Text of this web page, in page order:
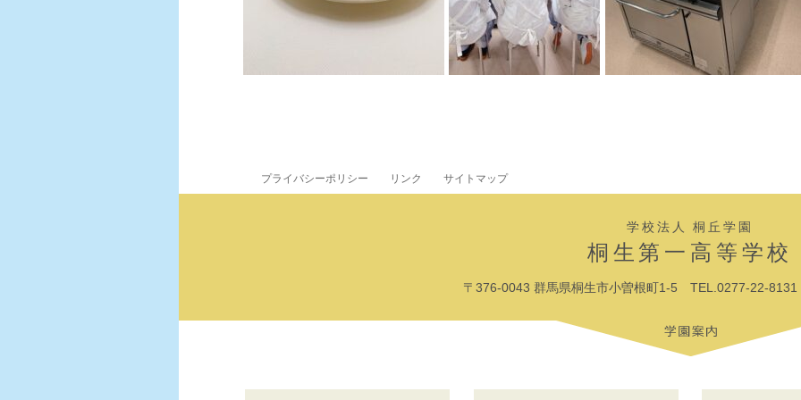
プライバシーポリシー リンク サイトマップ
学校法人 桐丘学園
桐生第一高等学校
〒376-0043 群馬県桐生市小曽根町1-5 TEL.0277-22-